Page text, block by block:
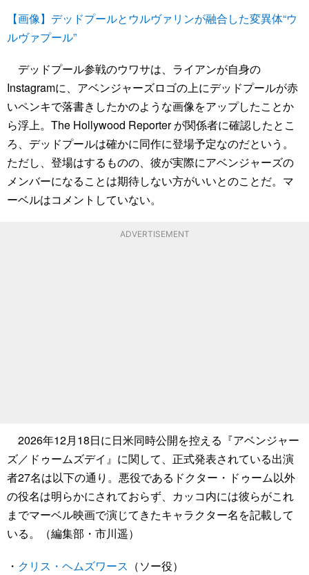
【画像】デッドプールとウルヴァリンが融合した変異体“ウ
ルヴァプール”
デッドプール参戦のウワサは、ライアンが自身の
Instagramに、アベンジャーズロゴの上にデッドプールが赤
いペンキで落書きしたかのような画像をアップしたことか
ら浮上。The Hollywood Reporter が関係者に確認したとこ
ろ、デッドプールは確かに同作に登場予定なのだという。
ただし、登場はするものの、彼が実際にアベンジャーズの
メンバーになることは期待しない方がいいとのことだ。マ
ーベルはコメントしていない。
ADVERTISEMENT
2026年12月18日に日米同時公開を控える『アベンジャー
ズ／ドゥームズデイ』に関して、正式発表されている出演
者27名は以下の通り。悪役であるドクター・ドゥーム以外
の役名は明らかにされておらず、カッコ内には彼らがこれ
までマーベル映画で演じてきたキャラクター名を記載して
いる。（編集部・市川遥）
・ クリス・ヘムズワース （ソー役）